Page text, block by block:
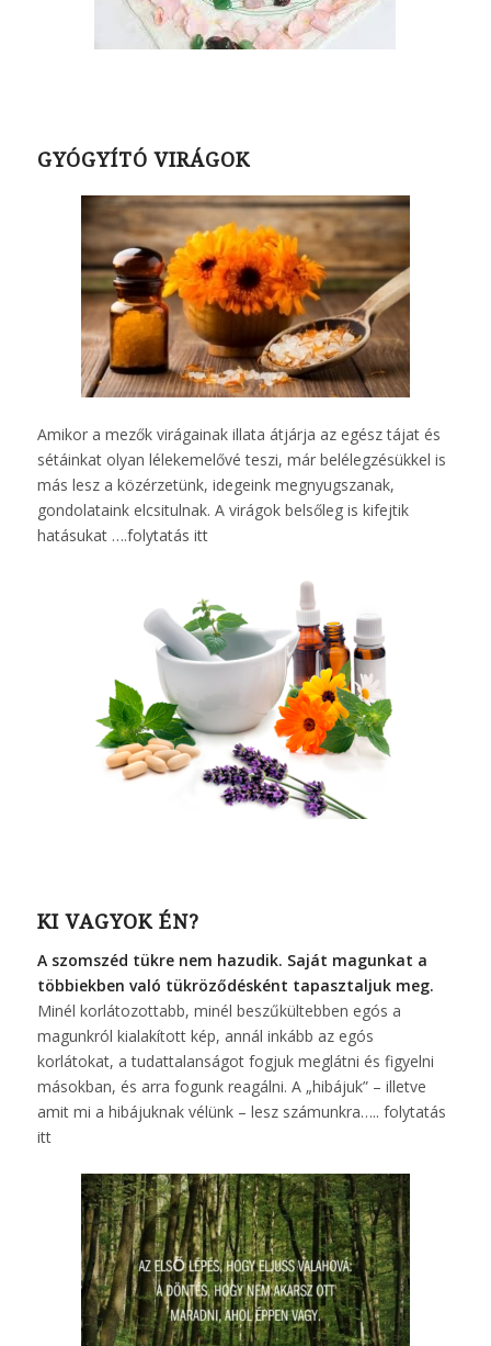
GYÓGYÍTÓ VIRÁGOK
Amikor a mezők virágainak illata átjárja az egész tájat és
sétáinkat olyan lélekemelővé teszi, már belélegzésükkel is
más lesz a közérzetünk, idegeink megnyugszanak,
gondolataink elcsitulnak. A virágok belsőleg is kifejtik
hatásukat ….folytatás itt
KI VAGYOK ÉN?
A szomszéd tükre nem hazudik. Saját magunkat a
többiekben való tükröződésként tapasztaljuk meg.
Minél korlátozottabb, minél beszűkültebben egós a
magunkról kialakított kép, annál inkább az egós
korlátokat, a tudattalanságot fogjuk meglátni és figyelni
másokban, és arra fogunk reagálni. A „hibájuk” – illetve
amit mi a hibájuknak vélünk – lesz számunkra….. folytatás
itt